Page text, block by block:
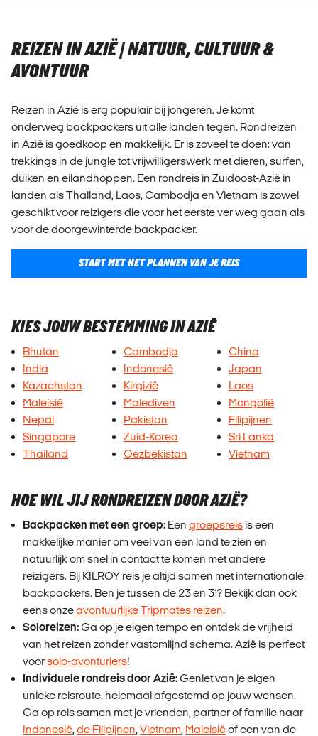
REIZEN IN AZIË | NATUUR, CULTUUR &
AVONTUUR
Reizen in Azië is erg populair bij jongeren. Je komt
onderweg backpackers uit alle landen tegen. Rondreizen
in Azië is goedkoop en makkelijk. Er is zoveel te doen: van
trekkings in de jungle tot vrijwilligerswerk met dieren, surfen,
duiken en eilandhoppen. Een rondreis in Zuidoost-Azië in
landen als Thailand, Laos, Cambodja en Vietnam is zowel
geschikt voor reizigers die voor het eerste ver weg gaan als
voor de doorgewinterde backpacker.
START MET HET PLANNEN VAN JE REIS
KIES JOUW BESTEMMING IN AZIË
Bhutan Cambodja
China
India
Indonesië
Japan
Kazachstan
Kirgizië
Laos
Maleisië
Malediven
Mongolië
Nepal
Pakistan
Filipijnen
Singapore
Zuid-Korea
Sri Lanka
Thailand
Oezbekistan Vietnam
HOE WIL JIJ RONDREIZEN DOOR AZIË?
Backpacken met een groep: Een groepsreis is een
makkelijke manier om veel van een land te zien en
natuurlijk om snel in contact te komen met andere
reizigers. Bij KILROY reis je altijd samen met internationale
backpackers. Ben je tussen de 23 en 31? Bekijk dan ook
eens onzeavontuurlijke Tripmates reizen.
Soloreizen:Ga op je eigen tempo en ontdek de vrijheid
van het reizen zonder vastomlijnd schema. Azië is perfect
voorsolo-avonturiers!
Individuele rondreis door Azië:Geniet van je eigen
unieke reisroute, helemaal afgestemd op jouw wensen.
Ga op reis samen met je vrienden, partner of familie naar
Indonesië,de Filipijnen,Vietnam, Maleisiëof een van de